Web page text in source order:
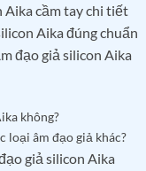
Aika cầm tay chi tiết
Aika đúng chuẩn
đạo giả silicon Aika
không?
loại âm đạo giả khác?
giả silicon Aika